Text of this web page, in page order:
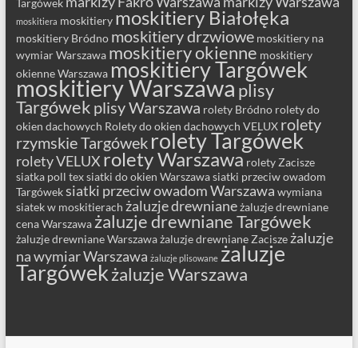
moskitiera moskitiery moskitiery Białołęka
moskitiery Bródno moskitiery drzwiowe moskitiery na
wymiar Warszawa moskitiery okienne moskitiery
okienne Warszawa moskitiery Targówek
moskitiery Warszawa plisy
Targówek plisy Warszawa rolety Bródno rolety do
okien dachowych Rolety do okien dachowych VELUX rolety
rzymskie Targówek rolety Targówek
rolety VELUX rolety Warszawa rolety Zacisze
siatka poll texsiatki do okien Warszawasiatki przeciw owadom
Targóweksiatki przeciw owadom Warszawa wymiana
siatek w moskitierach żaluzje drewnianeżaluzje drewniane
cena Warszawa żaluzje drewniane Targówek
żaluzje drewniane Warszaważaluzje drewniane Zacisze żaluzje
na wymiar Warszawa żaluzje plisowane żaluzje
Targówekżaluzje Warszawa